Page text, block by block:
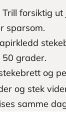
forsiktig
sparsom.
grader.
og
og stek
samme